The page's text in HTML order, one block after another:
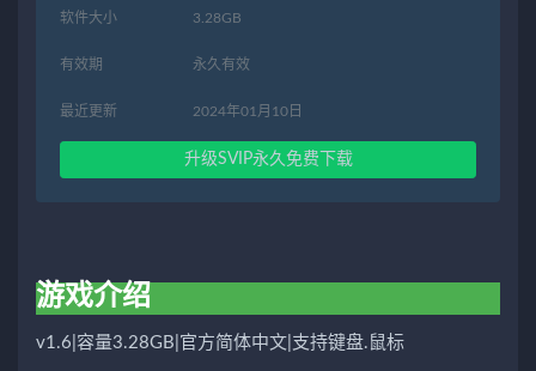
软件大小 3.28GB
有效期 永久有效
最近更新 2024年01月10日
升级SVIP永久免费下载
游戏介绍
v1.6|容量3.28GB|官方简体中文|支持键盘.鼠标